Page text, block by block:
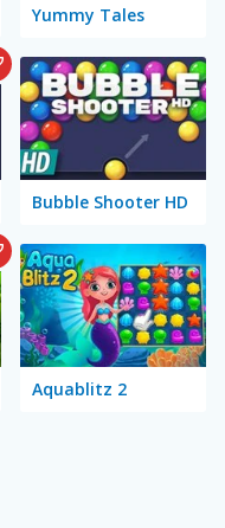
Yummy Tales
Bubble Shooter HD
Aquablitz 2